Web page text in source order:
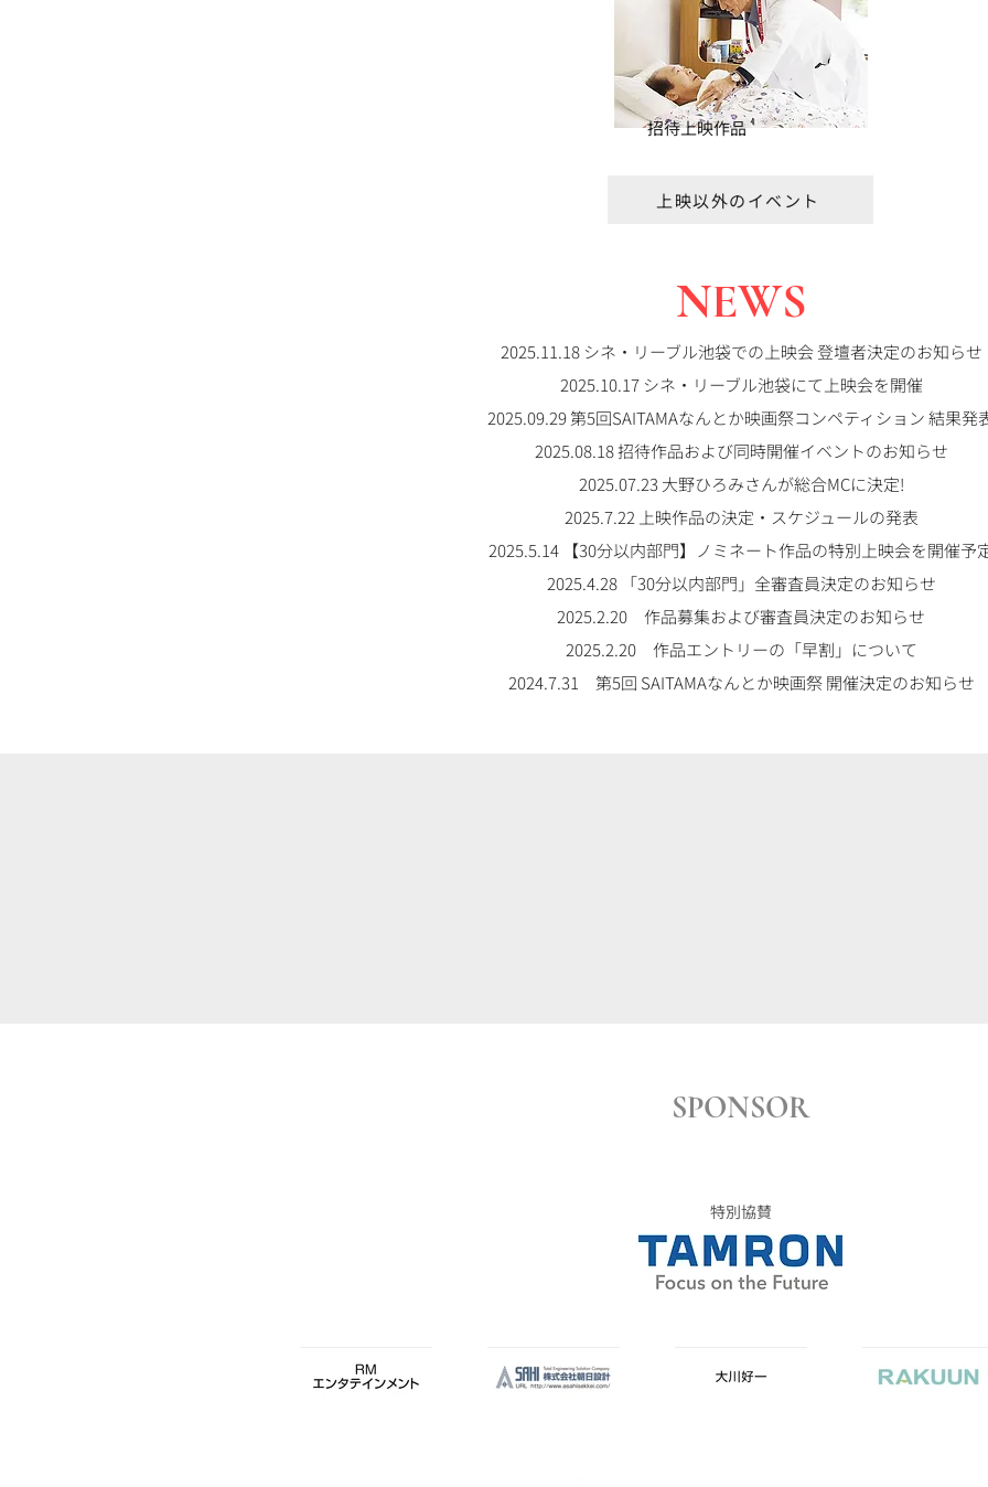
招待上映作品
上映以外のイベント
NEWS
2025.11.18 シネ・リーブル池袋での上映会 登壇者決定のお知らせ
2025.10.17 シネ・リーブル池袋にて上映会を開催
2025.09.29 第5回SAITAMAなんとか映画祭コンペティション 結果発
2025.08.18 招待作品および同時開催イベントのお知らせ
2025.07.23 大野ひろみさんが総合MCに決定!
2025.7.22 上映作品の決定・スケジュールの発表
2025.5.14 【30分以内部門】ノミネート作品の特別上映会を開催予
2025.4.28 「30分以内部門」全審査員決定のお知らせ
2025.2.20 作品募集および審査員決定のお知らせ
2025.2.20 作品エントリーの「早割」について
2024.7.31 第5回 SAITAMAなんとか映画祭 開催決定のお知らせ
SPONSOR
特別協賛